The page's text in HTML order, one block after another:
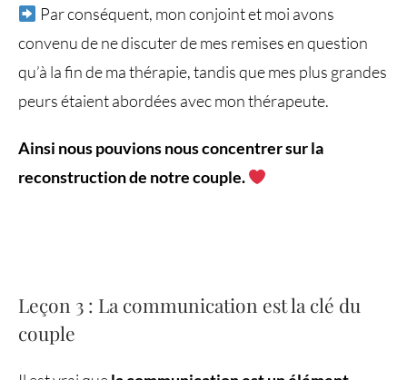
Par conséquent, mon conjoint et moi avons
convenu de ne discuter de mes remises en question
qu’à la fin de ma thérapie, tandis que mes plus grandes
peurs étaient abordées avec mon thérapeute.
Ainsi nous pouvions nous concentrer sur la
reconstruction de notre couple.
Leçon 3 : La communication est la clé du
couple